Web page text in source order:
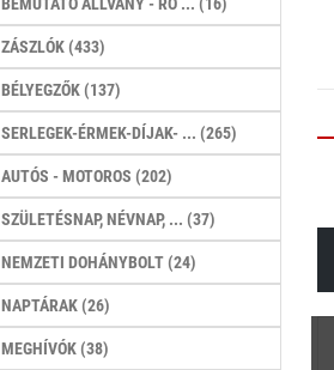
ZÁSZLÓK (433)
BÉLYEGZŐK (137)
SERLEGEK-ÉRMEK-DÍJAK- ... (265)
AUTÓS - MOTOROS (202)
SZÜLETÉSNAP, NÉVNAP, ... (37)
NEMZETI DOHÁNYBOLT (24)
NAPTÁRAK (26)
MEGHÍVÓK (38)